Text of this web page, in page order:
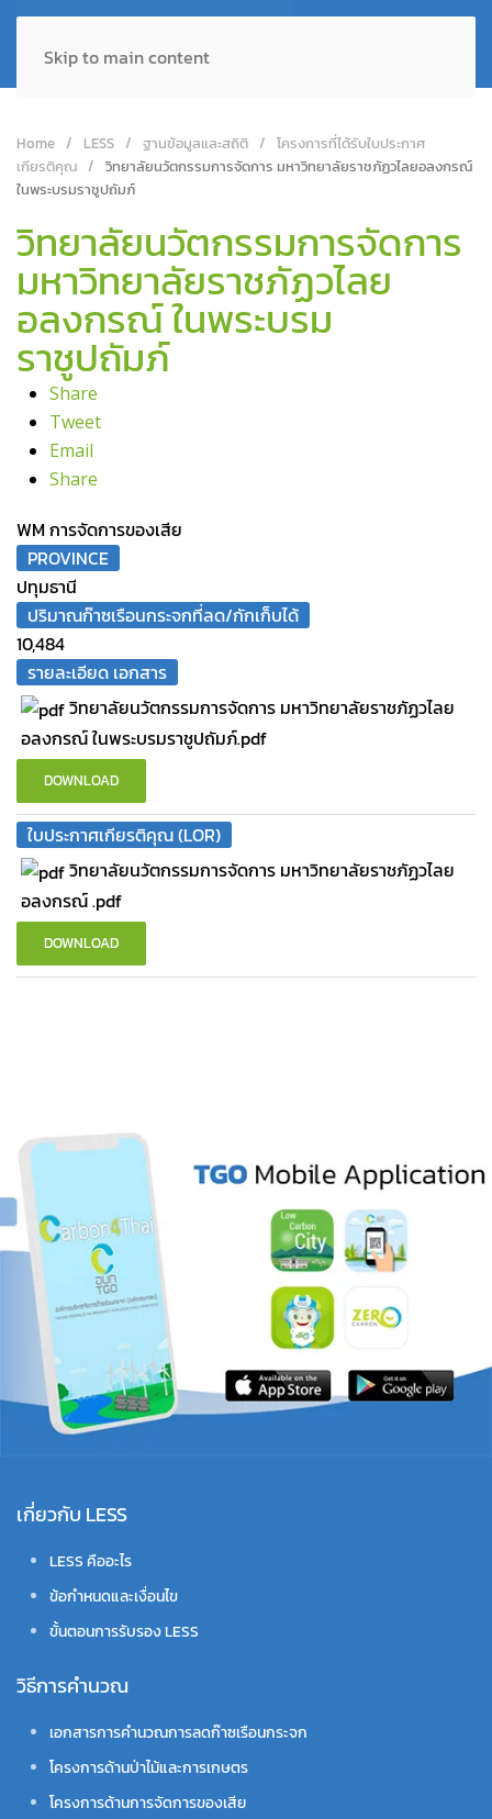
Skip to main content
Home LESS ฐานข้อมูลและสถิติ
โครงการที่ได้รับใบประกาศ
เกียรติคุณ
วิทยาลัยนวัตกรรมการจัดการ มหาวิทยาลัยราชภัฏวไลยอลงกรณ์
ในพระบรมราชูปถัมภ์
วิทยาลัยนวัตกรรมการจัดการ
มหาวิทยาลัยราชภัฏวไลย
อลงกรณ์ ในพระบรม
ราชูปถัมภ์
Share
Tweet
Email
Share
WM การจัดการของเสีย
PROVINCE
ปทุมธานี
ปริมาณก๊าซเรือนกระจกที่ลด/กักเก็บได้
10,484
รายละเอียด เอกสาร
วิทยาลัยนวัตกรรมการจัดการ มหาวิทยาลัยราชภัฏวไลย
อลงกรณ์ ในพระบรมราชูปถัมภ์.pdf
DOWNLOAD
ใบประกาศเกียรติคุณ (LOR)
วิทยาลัยนวัตกรรมการจัดการ มหาวิทยาลัยราชภัฏวไลย
อลงกรณ์ .pdf
DOWNLOAD
เกี่ยวกับ LESS
LESS คืออะไร
ข้อกำหนดและเงื่อนไข
ขั้นตอนการรับรอง LESS
วิธีการคำนวณ
เอกสารการคำนวณการลดก๊าซเรือนกระจก
โครงการด้านป่าไม้และการเกษตร
โครงการด้านการจัดการของเสีย